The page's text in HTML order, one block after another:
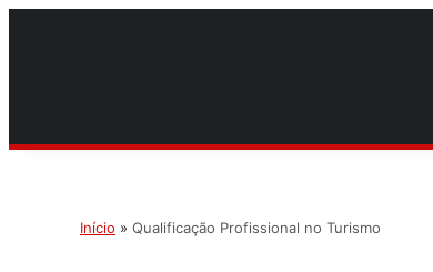
Início » Qualificação Profissional no Turismo